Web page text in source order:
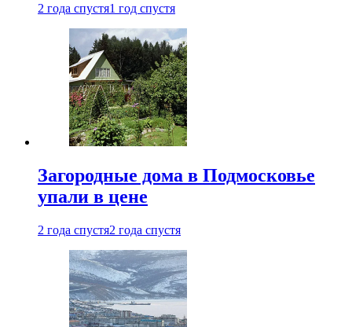
2 года спустя1 год спустя
Загородные дома в Подмосковье
упали в цене
2 года спустя2 года спустя